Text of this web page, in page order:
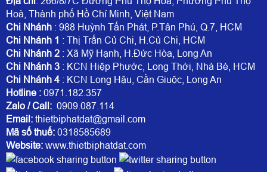
Hoà, Thành phố Hồ Chí Minh, Việt Nam
Chi Nhánh : 988 Huỳnh Tấn Phát, P.Tân Phú, Q.7, HCM
Chi Nhánh 1 : Thị Trấn Củ Chi, H.Củ Chi, HCM
Chi Nhánh 2 : Xã Mỹ Hạnh, H.Đức Hòa, Long An
Chi Nhánh 3 : KCN Hiệp Phước, Long Thới, Nhà Bè, HCM
Chi Nhánh 4 : KCN Long Hậu, Cần Giuộc, Long An
Hotline : 0971.182.357
Zalo / Call: 0909.087.114
Email: thietbiphatdat@gmail.com
Mã số thuế: 0318585689
Website: www.thietbiphatdat.com